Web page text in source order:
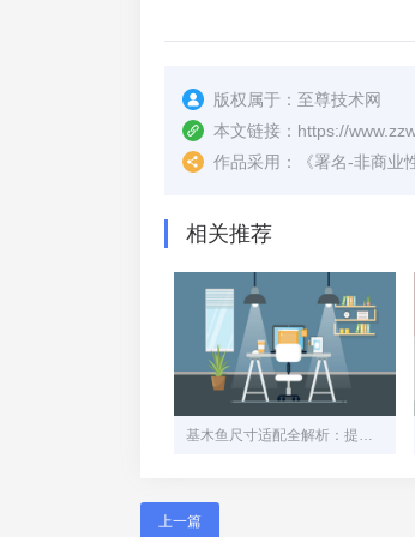
版权属于： 至尊技术网
本文链接： https://
作品采用：
《署名-非商业
相关推荐
基木鱼尺寸适配全解析：提升用户体验的关键细节
上一篇